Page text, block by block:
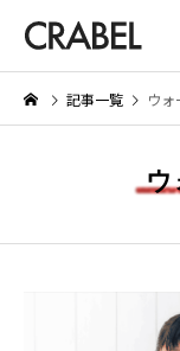
記事一覧 ウ
ウ
もっとくらべる、もっとほ
NEW POST